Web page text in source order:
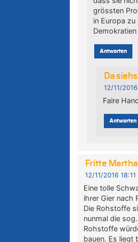
grössten
in Europa
Antworten
Da
12/11/
Faire
Antworten
Fritte Martha
12/11/2016 18:11
Eine tolle
ihrer Gier nach
Die Rohstoffe
nunmal die
Rohstoffe
bauen. Es liegt